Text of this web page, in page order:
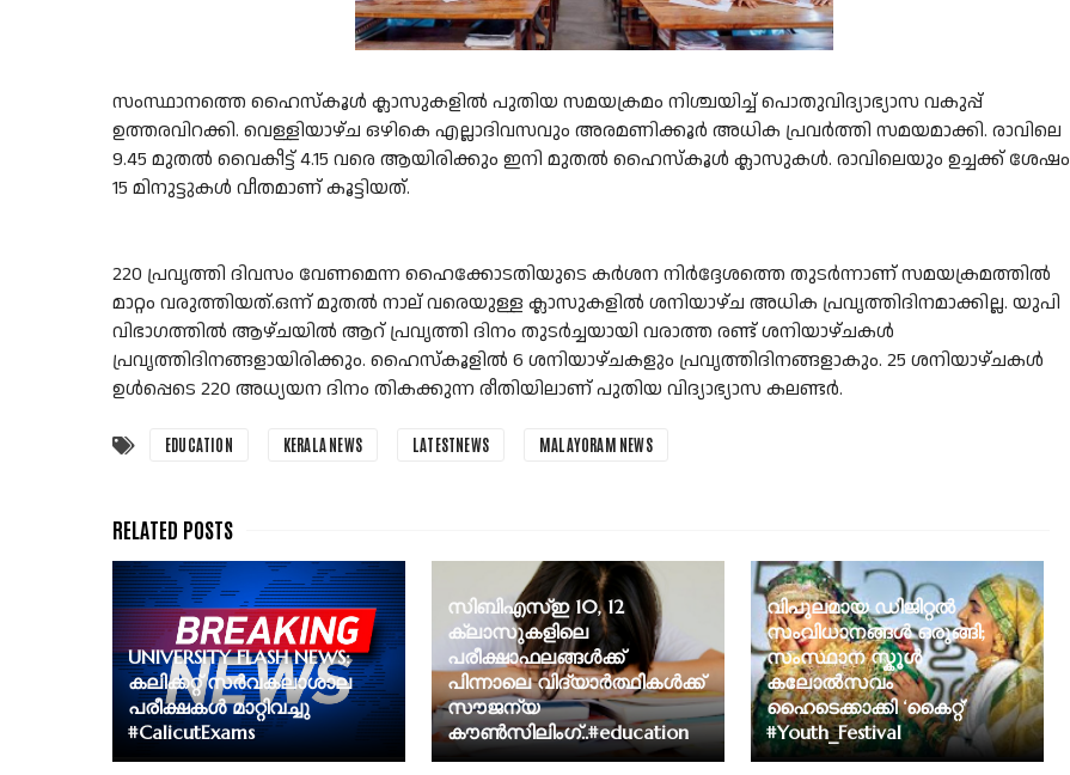
സംസ്ഥാനത്തെ ഹൈസ്കൂൾ ക്ലാസുകളിൽ പുതിയ സമയക്രമം നിശ്ചയിച്ച് പൊതുവിദ്യാഭ്യാസ വകുപ്പ്
ഉത്തരവിറക്കി. വെള്ളിയാഴ്ച ഒഴികെ എല്ലാദിവസവും അരമണിക്കൂർ അധിക പ്രവർത്തി സമയമാക്കി. രാവിലെ
9.45 മുതൽ വൈകീട്ട് 4.15 വരെ ആയിരിക്കും ഇനി മുതല്‍ ഹൈസ്കൂൾ ക്ലാസുകൾ. രാവിലെയും ഉച്ചക്ക് ശേഷം
15 മിനുട്ടുകൾ വീതമാണ് കൂട്ടിയത്.
220 പ്രവൃത്തി ദിവസം വേണമെന്ന ഹൈക്കോടതിയുടെ കർശന നിർദ്ദേശത്തെ തുടർന്നാണ് സമയക്രമത്തില്‍
മാറ്റം വരുത്തിയത്.ഒന്ന് മുതൽ നാല് വരെയുള്ള ക്ലാസുകളിൽ ശനിയാഴ്ച അധിക പ്രവൃത്തിദിനമാക്കില്ല. യുപി
വിഭാഗത്തിൽ ആഴ്ചയിൽ ആറ് പ്രവൃത്തി ദിനം തുടർച്ചയായി വരാത്ത രണ്ട് ശനിയാഴ്ചകൾ
പ്രവൃത്തിദിനങ്ങളായിരിക്കും. ഹൈസ്കൂളിൽ 6 ശനിയാഴ്ചകളും പ്രവൃത്തിദിനങ്ങളാകും. 25 ശനിയാഴ്ചകള്‍
ഉള്‍പ്പെടെ 220 അധ്യയന ദിനം തികക്കുന്ന രീതിയിലാണ് പുതിയ വിദ്യാഭ്യാസ കലണ്ടര്‍.
EDUCATION KERALA NEWS LATESTNEWS MALAYORAM NEWS
UNIVERSITY FLASH NEWS:
കലിക്കറ്റ് സർവകലാശാല
പരീക്ഷകൾ മാറ്റിവച്ചു
#CalicutExams
സിബിഎസ്ഇ 10, 12
ക്ലാസുകളിലെ
പരീക്ഷാഫലങ്ങൾക്ക്
പിന്നാലെ വിദ്യാര്‍ത്ഥികള്‍ക്ക്
സൗജന്യ
കൗൺസിലിംഗ്..#education
വിപുലമായ ഡിജിറ്റൽ
സംവിധാനങ്ങൾ ഒരുങ്ങി;
സംസ്ഥാന സ്കൂള്‍
കലോല്‍സവം
ഹൈടെക്കാക്കി ‘കൈറ്റ്'
#Youth_Festival